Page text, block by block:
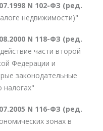
N 102-ФЗ (ред.
недвижимости)"
N 118-ФЗ (ред.
части второй
Федерации и
законодательные
налогах"
N 116-ФЗ (ред.
зонах в